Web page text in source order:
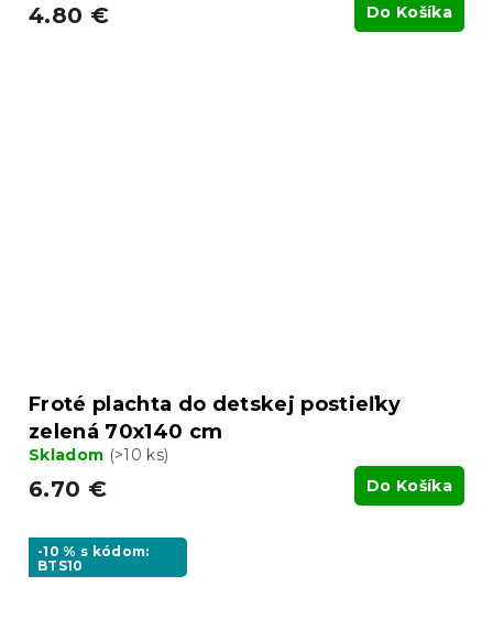
4.80 € Do Košíka
Froté plachta do detskej postieľky
zelená 70x140 cm
Skladom (>10 ks)
6.70 € Do Košíka
-10 % s kódom:
BTS10